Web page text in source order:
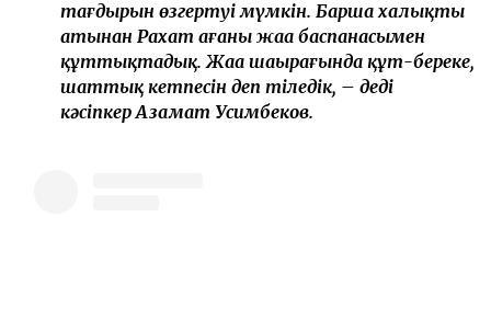
тағдырын өзгертуі мүмкін. Барша халықтың
атынан Рахат ағаны жаңа баспанасымен
құттықтадық. Жаңа шаңырағында құт-береке,
шаттық кетпесін деп тіледік, – деді
кәсіпкер Азамат Усимбеков.